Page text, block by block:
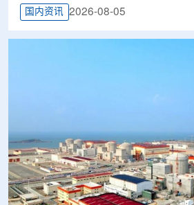
国内资讯 2026-08-05